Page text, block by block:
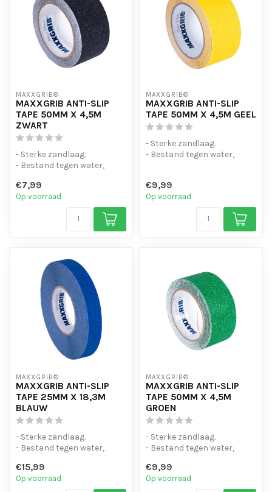
MAXXGRIB®
MAXXGRIB ANTI-SLIP
TAPE 50MM X 4,5M
ZWART
- Sterke zandlaag.
- Bestand tegen water,
- Is eenvo...
€7,99
Op voorraad
MAXXGRIB®
MAXXGRIB ANTI-SLIP
TAPE 50MM X 4,5M GEEL
- Sterke zandlaag.
- Bestand tegen water,
€9,99
Op voorraad
MAXXGRIB®
MAXXGRIB ANTI-SLIP
TAPE 25MM X 18,3M
BLAUW
- Sterke zandlaag.
- Bestand tegen water,
- Is eenvo...
€15,99
Op voorraad
MAXXGRIB®
MAXXGRIB ANTI-SLIP
TAPE 50MM X 4,5M
GROEN
- Sterke zandlaag.
- Bestand tegen water,
- Is eenvo...
€9,99
Op voorraad